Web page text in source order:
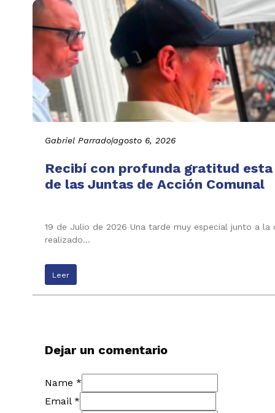
Gabriel Parrado|agosto 6, 2026
Recibí con profunda gratitud
de las Juntas de Acción Comunal
19 de Julio de 2026 Una tarde muy especial junto a
realizado…
Leer
Dejar un comentario
Name *
Email *